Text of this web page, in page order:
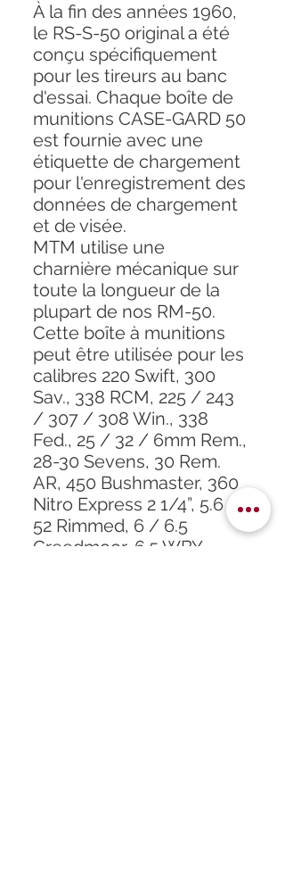
À la fin des années 1960,
le RS-S-50 original a été
conçu spécifiquement
pour les tireurs au banc
d'essai. Chaque boîte de
munitions CASE-GARD 50
est fournie avec une
étiquette de chargement
pour l'enregistrement des
données de chargement
et de visée.
MTM utilise une
charnière mécanique sur
toute la longueur de la
plupart de nos RM-50.
Cette boîte à munitions
peut être utilisée pour les
calibres 220 Swift, 300
Sav., 338 RCM, 225 / 243
/ 307 / 308 Win., 338
Fed., 25 / 32 / 6mm Rem.,
28-30 Sevens, 30 Rem.
AR, 450 Bushmaster, 360
Nitro Express 2 1/4”, 5.6 x
52 Rimmed, 6 / 6.5
Creedmoor, 6.5 WBY